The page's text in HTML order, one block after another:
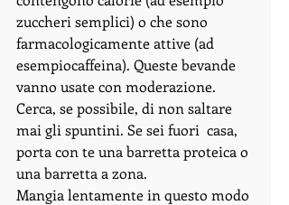
zuccheri semplici) o che sono
farmacologicamente attive (ad
esempiocaffeina). Queste bevande
vanno usate con moderazione.
Cerca, se possibile, di non saltare
mai gli spuntini. Se sei fuori  casa,
porta con te una barretta proteica o
una barretta a zona.
Mangia lentamente in questo modo